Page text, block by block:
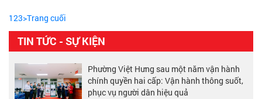
123>Trang cuối
TIN TỨC - SỰ KIỆN
Phường Việt Hưng sau một năm vận hành
chính quyền hai cấp: Vận hành thông suốt,
phục vụ người dân hiệu quả